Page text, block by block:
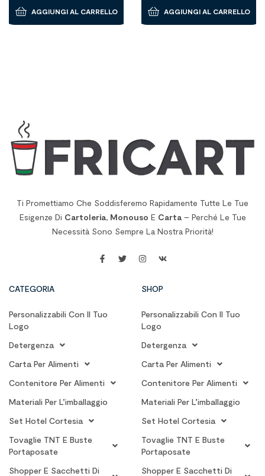
AGGIUNGI AL CARRELLO AGGIUNGI AL CARRELLO
Ti Promettiamo Che Soddisferemo Rapidamente Tutte Le Tue
Esigenze Di Cartoleria, Monouso E Carta– Perché Le Tue
Necessità Sono Sempre La Nostra Priorità!
CATEGORIA
Personalizzabili Con Il Tuo
Logo
Detergenza
Carta Per Alimenti
Contenitore Per Alimenti
Materiali Per L’imballaggio
Set Hotel Cortesia
Tovaglie TNT E Buste
Portaposate
Shopper E Sacchetti Di
SHOP
Personalizzabili Con Il Tuo
Logo
Detergenza
Carta Per Alimenti
Contenitore Per Alimenti
Materiali Per L’imballaggio
Set Hotel Cortesia
Tovaglie TNT E Buste
Portaposate
Shopper E Sacchetti Di